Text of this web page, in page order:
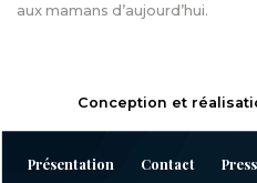
aux mamans d’aujourd’hui.
Conception et
Présentation Contact